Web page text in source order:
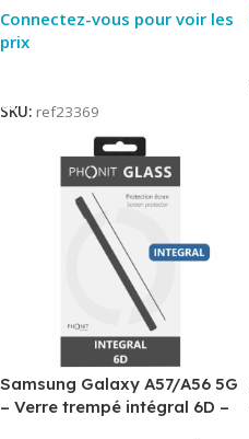
Connectez-vous pour voir les
prix
SKU: ref23369
Samsung Galaxy A57/A56 5G
– Verre trempé intégral 6D –